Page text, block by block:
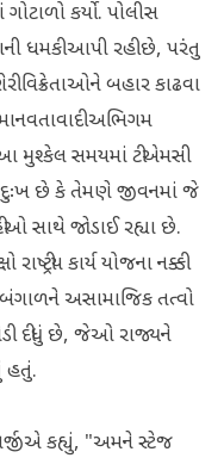
કર્યો. પોલીસ
ધમકી આપી રહી છે, પરંતુ
વિક્રેતાઓને બહાર કાઢવા
અભિગમ
મુશ્કેલ સમયમાં ટીએમસી
દુઃખ છે કે તેમણે જીવનમાં જે
સાથે જોડાઈ રહ્યા છે.
કાર્ય યોજના નક્કી
બંગાળને અસામાજિક તત્વો
દીધું છે, જેઓ રાજ્યને
હતું.
કહ્યું, "અમને સ્ટેજ